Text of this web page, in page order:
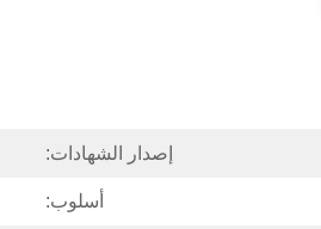
إصدار الشهادات:
أسلوب: